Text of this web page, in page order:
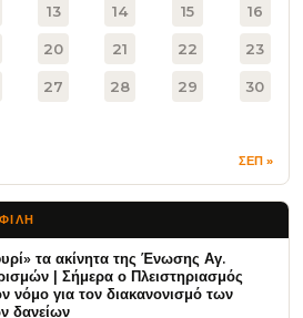
13 14 15 16
20 21 22 23
27 28 29 30
ΣΕΠ »
τα ακίνητα της Ένωσης Αγ.
| Σήμερα ο Πλειστηριασμός
νόμο για τον διακανονισμό των
δανείων